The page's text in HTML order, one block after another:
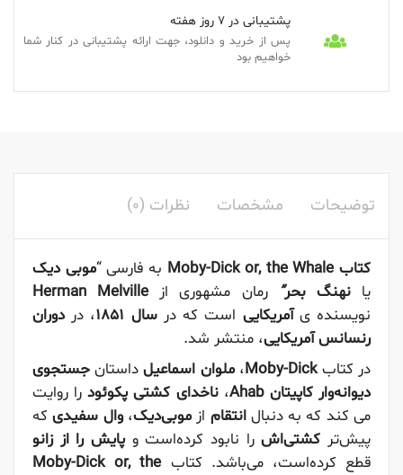
پشتیبانی در 7 روز هفته
پس از خرید و دانلود، جهت ارائه پشتیبانی در کنار شما
خواهیم بود
توضیحات مشخصات نظرات (0)
کتاب Moby-Dick or, the Whale به فارسی “موبی دیک
یانهنگ بحر”رمان مشهوری از Herman Melville
نویسنده یآمریکایی است که درسال ۱۸۵۱ ، دردوران
رنسانس آمریکایی، منتشر شد.
در کتابMoby-Dick،ملوان اسماعیلداستان جستجوی
دیوانه‌وار کاپیتان Ahab ،ناخدای کشتی پکوئودرا روایت
می کند که به دنبالانتقام ازموبی‌دیک،وال سفیدیکه
پیش‌تر کشتی‌اشرا نابود کرده‌است و پایش را از زانو
قطع کرده‌است، می‌باشد. کتاب Moby-Dick or, the